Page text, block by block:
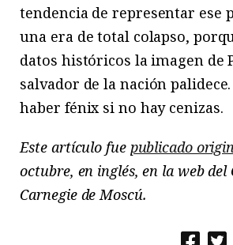
tendencia de representar ese
una era de total colapso,
datos históricos la imagen de
salvador de la nación
haber fénix si no hay cenizas.
Este artículo fue publicado
octubre, en inglés, en la web del
Carnegie de Moscú.